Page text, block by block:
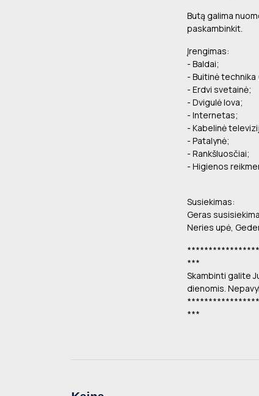
Butą galima
paskambinkit.
Įrengimas:
- Baldai;
- Buitinė technika
- Erdvi svetainė;
- Dvigulė lova;
- Internetas;
- Kabelinė
- Patalynė;
- Rankšluosčiai;
- Higienos
Susiekimas:
Geras
Neries upė,
***
Skambinti galite
dienomis.
***